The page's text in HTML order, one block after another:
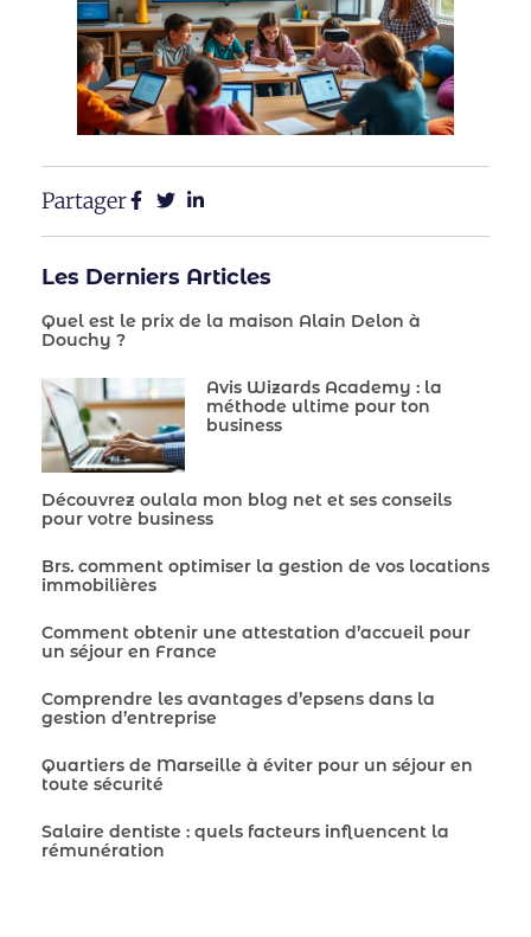
Partager
Les Derniers Articles
Quel est le prix de la maison Alain Delon à
Douchy ?
Avis Wizards Academy : la
méthode ultime pour ton
business
Découvrez oulala mon blog net et ses conseils
pour votre business
Brs. comment optimiser la gestion de vos locations
immobilières
Comment obtenir une attestation d’accueil pour
un séjour en France
Comprendre les avantages d’epsens dans la
gestion d’entreprise
Quartiers de Marseille à éviter pour un séjour en
toute sécurité
Salaire dentiste : quels facteurs influencent la
rémunération